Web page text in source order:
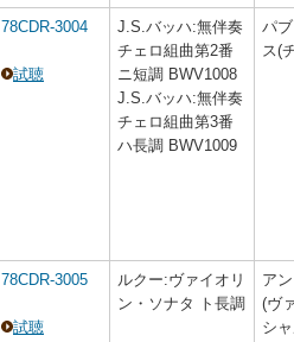
78CDR-3004
試聴
J.S.バッハ:無伴奏
チェロ組曲第2番
ニ短調 BWV1008
J.S.バッハ:無伴奏
チェロ組曲第3番
ハ長調 BWV1009
パ
ス(
78CDR-3005
試聴
ルクー:ヴァイオリ
ン・ソナタ ト長調
ア
(ヴ
シ